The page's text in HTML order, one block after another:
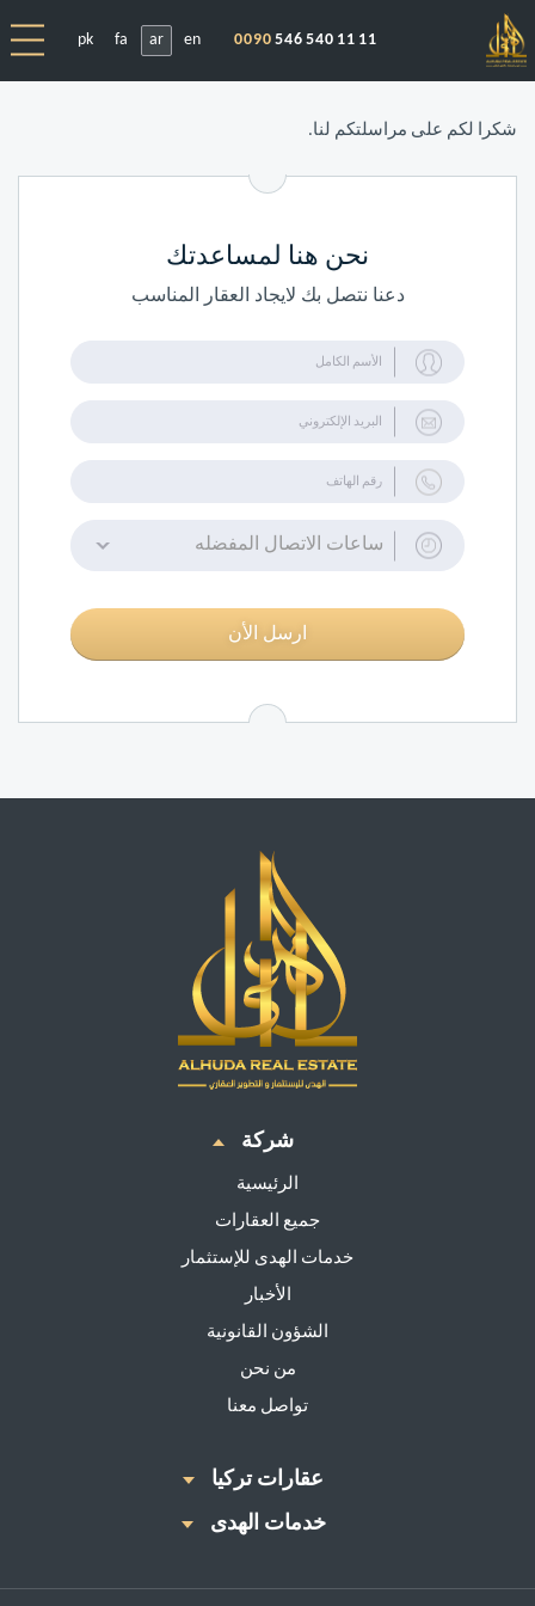
0090 546 540 11 11
en
ar
fa
pk
نحن هنا لمساعدتك
دعنا نتصل بك لايجاد العقار المناسب
ساعات الاتصال المفضله
ارسل الأن
شكرا لكم على مراسلتكم لنا.
شركة
الرئيسية
جميع العقارات
خدمات الهدى للإستثمار
الأخبار
الشؤون القانونية
من نحن
تواصل معنا
عقارات تركيا
خدمات الهدى